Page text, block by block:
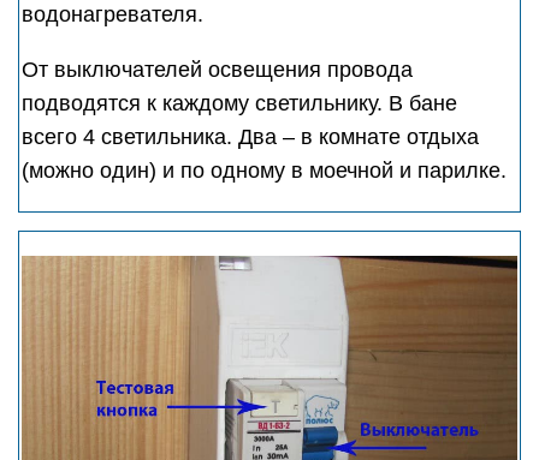
водонагревателя.
От выключателей освещения провода
подводятся к каждому светильнику. В бане
всего 4 светильника. Два – в комнате отдыха
(можно один) и по одному в моечной и парилке.